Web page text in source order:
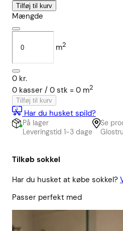
Tilføj til kurv
Mængde
m2
0 kr.
0 kasser / 0 stk = 0 m2
Tilføj til kurv
Har du husket spild?
På lager
Leveringstid 1-3 dage
Se
Tilkøb sokkel
Har du husket at købe sokkel?
Passer perfekt med